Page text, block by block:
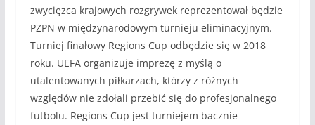
zwycięzca krajowych rozgrywek reprezentował będzie
PZPN w międzynarodowym turnieju eliminacyjnym.
Turniej finałowy Regions Cup odbędzie się w 2018
roku. UEFA organizuje imprezę z myślą o
utalentowanych piłkarzach, którzy z różnych
względów nie zdołali przebić się do profesjonalnego
futbolu. Regions Cup jest turniejem bacznie